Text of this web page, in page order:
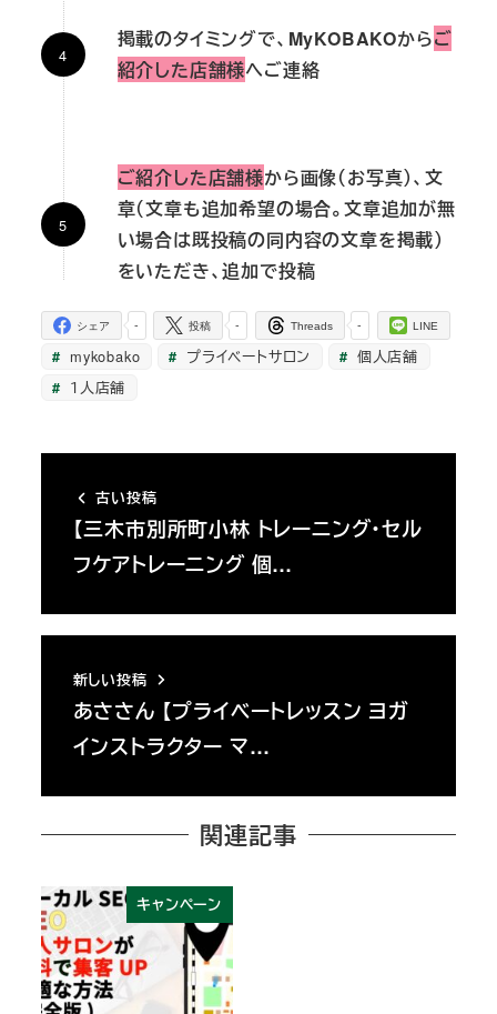
掲載のタイミングで、MyKOBAKOからご
紹介した店舗様へご連絡
ご紹介した店舗様から画像（お写真）、文
章（文章も追加希望の場合。文章追加が無
い場合は既投稿の同内容の文章を掲載）
をいただき、追加で投稿
-
シェア -
投稿 -
Threads LINE
mykobako プライベートサロン
個人店舗
１人店舗
古い投稿
【三木市別所町小林 トレーニング・セル
フケアトレーニング 個…
新しい投稿
あささん 【プライベートレッスン ヨガ
インストラクター マ…
関連記事
キャンペーン